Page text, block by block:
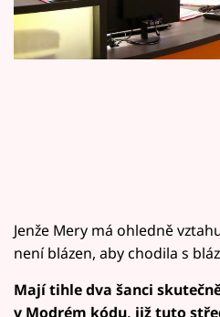
Sledujte prima+
Přihlášení
Sledujte nás
Jenže Mery má ohledně
není blázen, aby chodila s
Mají tihle dva šanci
v Modrém kódu, již tuto